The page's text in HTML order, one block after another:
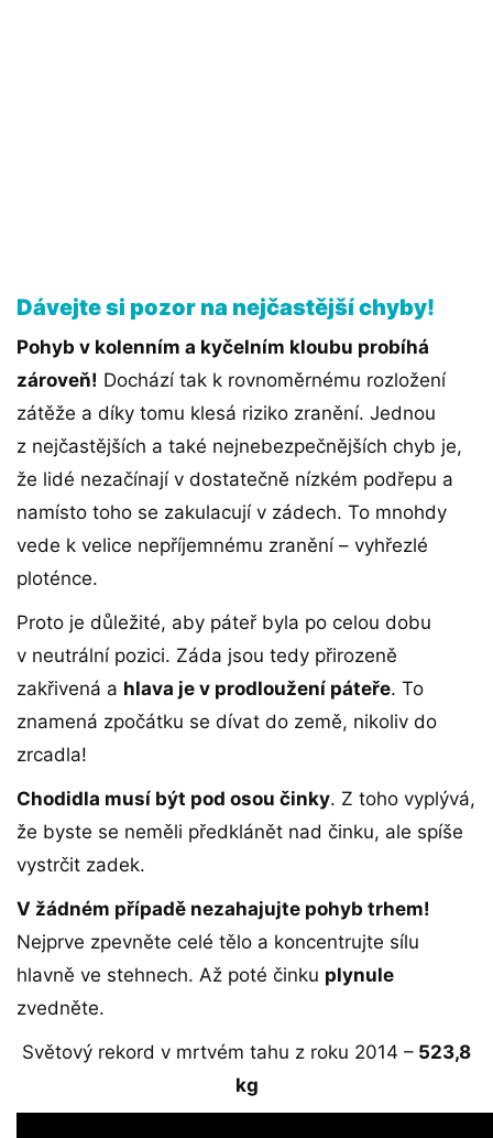
Dávejte si pozor na nejčastější chyby!
Pohyb v kolenním a kyčelním kloubu probíhá
zároveň! Dochází tak k rovnoměrnému rozložení
zátěže a díky tomu klesá riziko zranění. Jednou
z nejčastějších a také nejnebezpečnějších chyb je,
že lidé nezačínají v dostatečně nízkém podřepu a
namísto toho se zakulacují v zádech. To mnohdy
vede k velice nepříjemnému zranění – vyhřezlé
ploténce.
Proto je důležité, aby páteř byla po celou dobu
v neutrální pozici. Záda jsou tedy přirozeně
zakřivená a hlava je v prodloužení páteře. To
znamená zpočátku se dívat do země, nikoliv do
zrcadla!
Chodidla musí být pod osou činky. Z toho vyplývá,
že byste se neměli předklánět nad činku, ale spíše
vystrčit zadek.
V žádném případě nezahajujte pohyb trhem!
Nejprve zpevněte celé tělo a koncentrujte sílu
hlavně ve stehnech. Až poté činku plynule
zvedněte.
Světový rekord v mrtvém tahu z roku 2014 – 523,8
kg